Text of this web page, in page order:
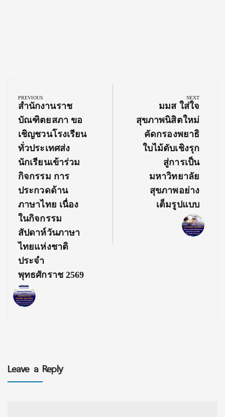
navigation
PREVIOUS
Previous
Post:
สำนักงานราช
บัณฑิตยสภา ขอ
เชิญชวนโรงเรียน
ทั่วประเทศส่ง
นักเรียนเข้าร่วม
กิจกรรม การ
ประกวดด้าน
ภาษาไทย เนื่อง
ในกิจกรรม
สัปดาห์วันภาษา
ไทยแห่งชาติ
ประจำ
พุทธศักราช 2569
NEXT
Next
Post:
มมส ใส่ใจ
สุขภาพนิสิตใหม่
คัดกรองพยาธิ
ใบไม้ตับเชิงรุก
สู่การเป็น
มหาวิทยาลัย
สุขภาพอย่าง
เต็มรูปแบบ
Leave a Reply